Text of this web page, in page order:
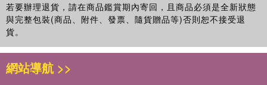
若要辦理退貨，請在商品鑑賞期內寄回，且商品必須是全新狀態
與完整包裝(商品、附件、發票、隨貨贈品等)否則恕不接受退
貨。
網站導航 >>